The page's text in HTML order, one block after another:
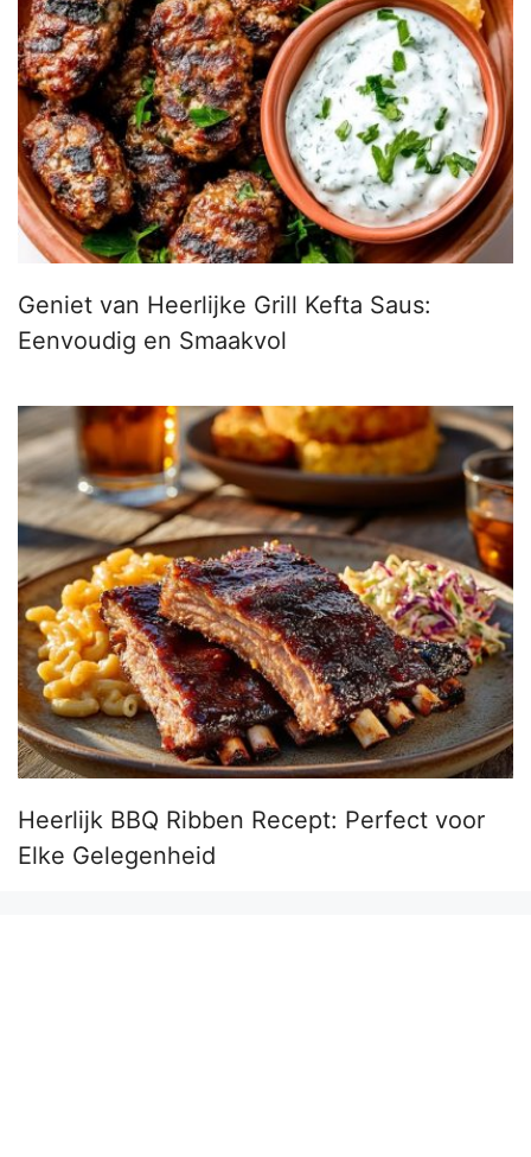
Geniet van Heerlijke Grill Kefta Saus:
Eenvoudig en Smaakvol
Heerlijk BBQ Ribben Recept: Perfect voor
Elke Gelegenheid